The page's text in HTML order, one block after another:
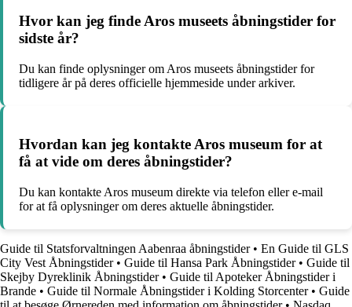
Hvor kan jeg finde Aros museets åbningstider for
sidste år?
Du kan finde oplysninger om Aros museets åbningstider for
tidligere år på deres officielle hjemmeside under arkiver.
Hvordan kan jeg kontakte Aros museum for at
få at vide om deres åbningstider?
Du kan kontakte Aros museum direkte via telefon eller e-mail
for at få oplysninger om deres aktuelle åbningstider.
Guide til Statsforvaltningen Aabenraa åbningstider• En Guide til GLS
City Vest Åbningstider• Guide til Hansa Park Åbningstider• Guide til
Skejby Dyreklinik Åbningstider• Guide til Apoteker Åbningstider i
Brande • Guide til Normale Åbningstider i Kolding Storcenter• Guide